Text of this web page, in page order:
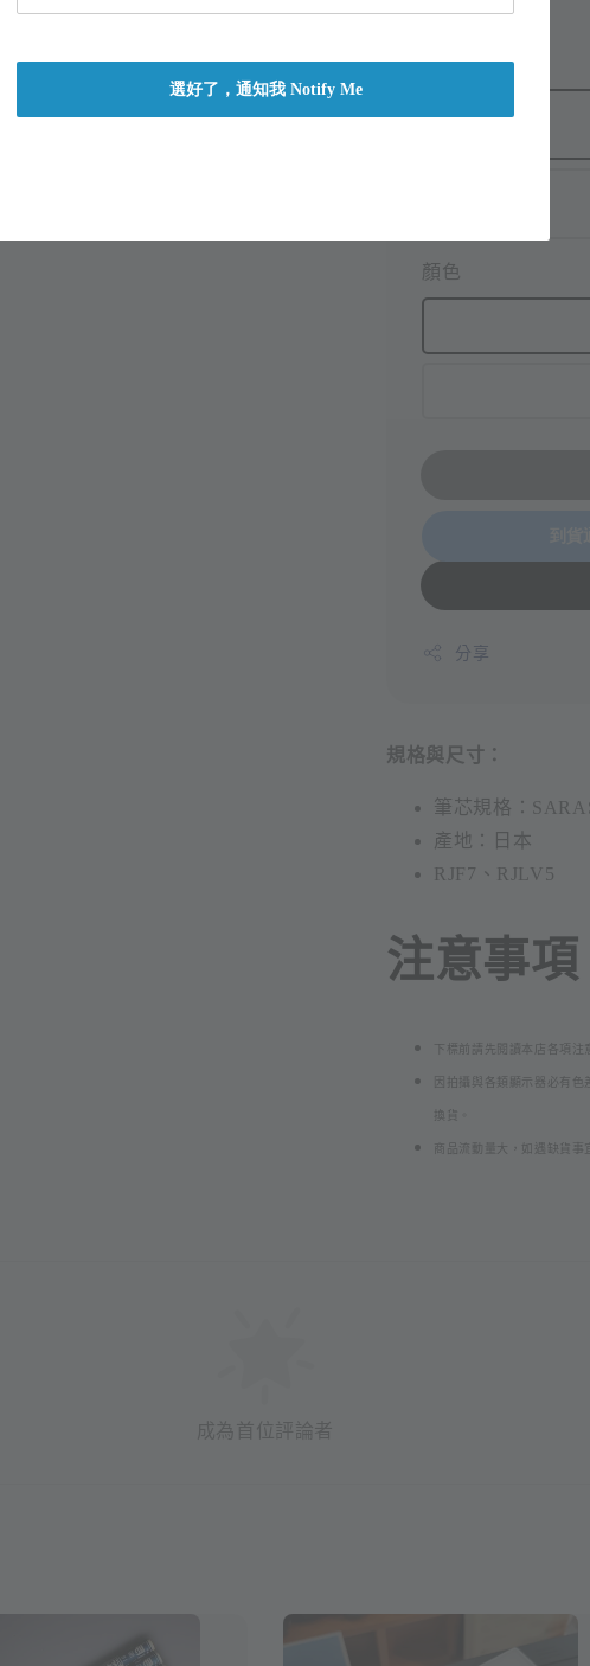
尖種
顏色
分享
規格與尺寸：
筆芯規格：
產地：日本
RJF7、RJLV5
注意事項
下標前請先閱讀本店各項注
因拍攝與各類顯示器必 有
換貨。
商品流動量大，如遇缺貨
選好了，通知我 Notify Me